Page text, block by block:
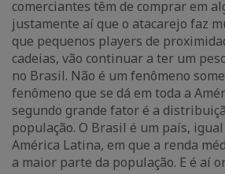
comerciantes têm de comprar em
justamente aí que o atacarejo faz
que pequenos players de
cadeias, vão continuar a ter um
no Brasil. Não é um fenômeno
fenômeno que se dá em toda a
segundo grande fator é a
população. O Brasil é um país,
América Latina, em que a renda
a maior parte da população. E é aí